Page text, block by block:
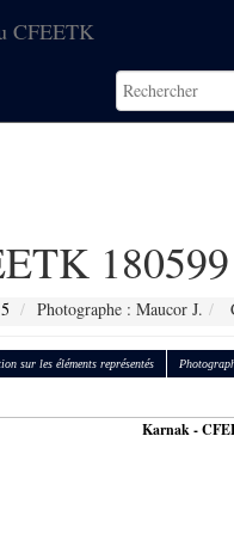
CFEETK
180599
Photographe : Maucor J.
sur les éléments représentés